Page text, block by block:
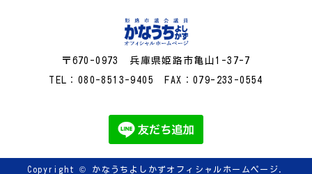
〒670-0973 兵庫県姫路市亀山1-37-7
TEL：080-8513-9405 FAX：079-233-0554
Copyright © かなうちよしかずオフィシャルホームページ.